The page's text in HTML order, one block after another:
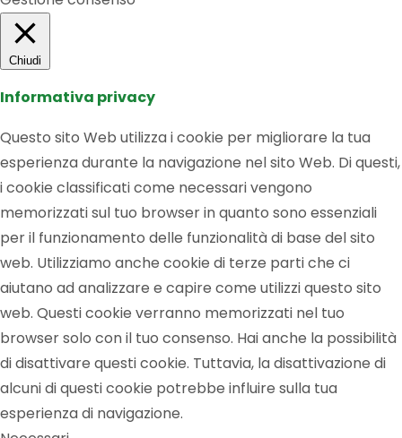
Chiudi
Informativa privacy
Questo sito Web utilizza i cookie per migliorare la tua
esperienza durante la navigazione nel sito Web. Di questi,
i cookie classificati come necessari vengono
memorizzati sul tuo browser in quanto sono essenziali
per il funzionamento delle funzionalità di base del sito
web. Utilizziamo anche cookie di terze parti che ci
aiutano ad analizzare e capire come utilizzi questo sito
web. Questi cookie verranno memorizzati nel tuo
browser solo con il tuo consenso. Hai anche la possibilità
di disattivare questi cookie. Tuttavia, la disattivazione di
alcuni di questi cookie potrebbe influire sulla tua
esperienza di navigazione.